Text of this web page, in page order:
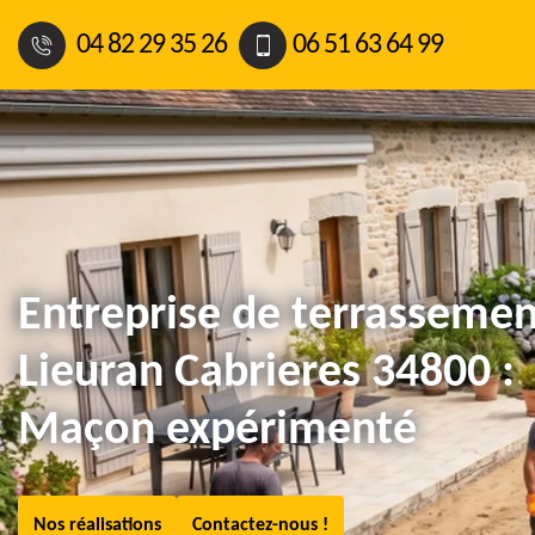
04 82 29 35 26 06 51 63 64 99
Entreprise de
Lieuran Cabrieres 34800 :
Maçon expérimenté
Nos réalisations Contactez-nous !